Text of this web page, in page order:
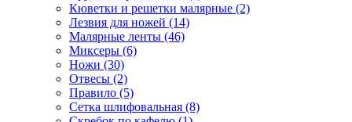
Кюветки и решетки малярные (2)
Лезвия для ножей (14)
Малярные ленты (46)
Миксеры (6)
Ножи (30)
Отвесы (2)
Правило (5)
Сетка шлифовальная (8)